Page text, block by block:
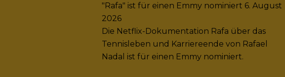
"Rafa" ist für einen Emmy nominiert 6. August
2026
Die Netflix-Dokumentation Rafa über das
Tennisleben und Karriereende von Rafael
Nadal ist für einen Emmy nominiert.